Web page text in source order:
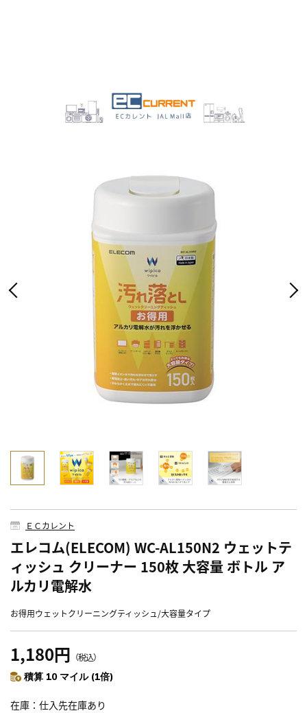
ＥＣカレント
エレコム(ELECOM) WC-AL150N2 ウェットテ
ィッシュ クリーナー 150枚 大容量 ボトル ア
ルカリ電解水
お得用ウェットクリーニングティッシュ/大容量タイプ
1,180円 （税込）
積算 10 マイル (1倍)
在庫 仕入先在庫あり